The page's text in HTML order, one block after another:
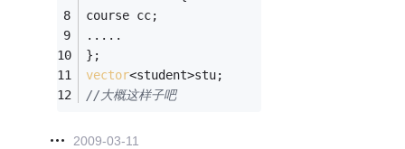
course cc;
.....
};
vector<student>stu;
//大概这样子吧
2009-03-11